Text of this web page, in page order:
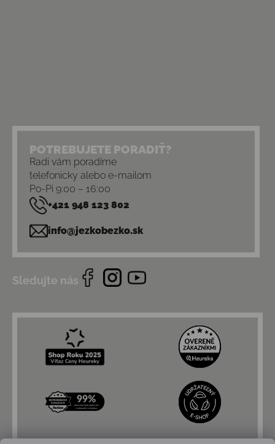
POTREBUJETE PORADIŤ?
Radi vám poradíme
telefonicky alebo e-mailom
Po-Pi 9:00 – 16:00
+421 948 123 802
info@jezkobezko.sk
Sledujte nás